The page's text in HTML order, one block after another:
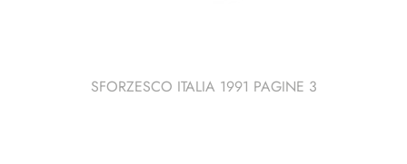
SFORZESCO ITALIA 1991 PAGINE 3